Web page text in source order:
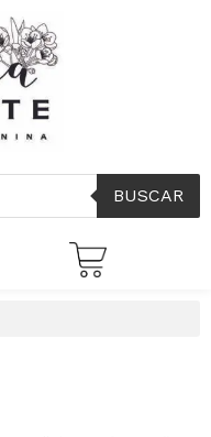
BUSCAR